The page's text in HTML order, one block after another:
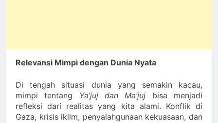
Relevansi Mimpi dengan Dunia Nyata
Di tengah situasi dunia yang semakin kacau,
mimpi tentang Ya’juj dan Ma’juj bisa menjadi
refleksi dari realitas yang kita alami. Konflik di
Gaza, krisis iklim, penyalahgunaan kekuasaan, dan